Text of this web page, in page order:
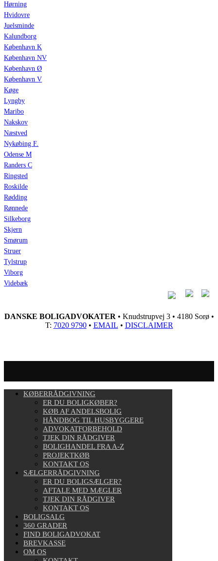
Hørning
Hvidovre
Juelsminde
Kalundborg
København K
København NV
København Ø
København V
Køge
Lyngby
Maribo
Nakskov
Næstved
Nykøbing F.
Odense M
Randers C
Ringsted
Roskilde
Rødding
Rønnede
Silkeborg
Skjern
Smørum
Struer
Tylstrup
Viborg
Videbæk
DANSKE BOLIGADVOKATER • Knudstrupvej 3 • 4180 Sorø •
T: 7020 9790• EMAIL • DISCLAIMER
KØBERRÅDGIVNING
ER DU BOLIGKØBER?
KØB AF ANDELSBOLIG
HÅNDBOG TIL HUSBYGGERE
ADVOKATFORBEHOLD
TJEK DIN RÅDGIVER
BOLIGHANDEL FRA A-Z
PROJEKTKØB
KONTAKT OS
SÆLGERRÅDGIVNING
ER DU BOLIGSÆLGER?
AFTALE MED MÆGLER
TJEK DIN RÅDGIVER
KONTAKT OS
BOLIGSALG
360 GRADER
FIND BOLIGADVOKAT
BREVKASSE
OM OS